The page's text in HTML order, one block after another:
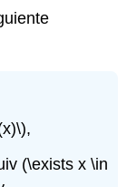
,
(\exists x \in